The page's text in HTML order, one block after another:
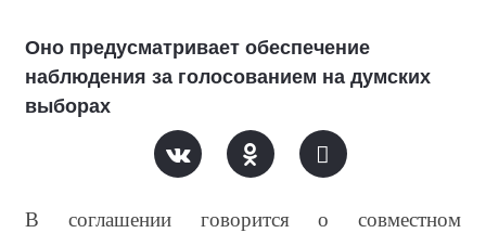
Оно предусматривает обеспечение
наблюдения за голосованием на думских
выборах
В соглашении говорится о совместном